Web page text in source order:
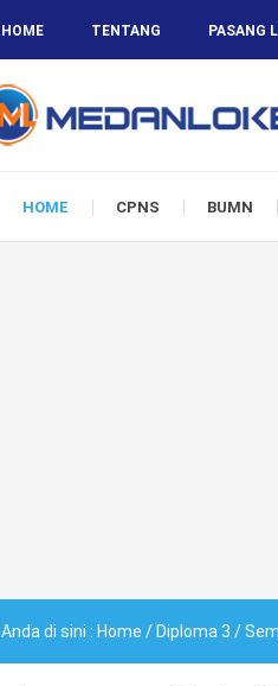
HOME TENTANG PASANG
HOME CPNS BUMN
Anda di sini : Home / Diploma 3 /